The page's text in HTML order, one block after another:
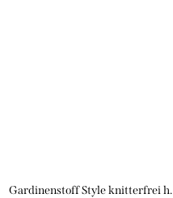
Gardinenstoff Style knitterfrei h.